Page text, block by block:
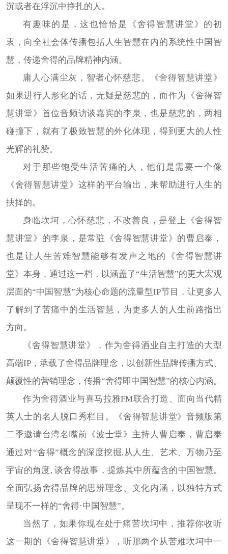
沉或者在浮沉中挣扎的人。
有趣味的是，这也恰恰是《舍得智慧讲堂》的初
衷，向全社会体传播包括人生智慧在内的系统性中国智
慧，传递舍得的品牌精神内涵。
庸人心满尘灰，智者心怀慈悲。《舍得智慧讲堂》
如果进行人形化的话，无疑是慈悲的，而作为《舍得智
慧讲堂》首位音频访谈嘉宾的李泉，也是慈悲的，两相
碰撞下，就有了极致智慧的外化体现，得到更大的人性
光辉的礼赞。
对于那些饱受生活苦痛的人，他们是需要一个像
《舍得智慧讲堂》这样的平台输出，来帮助进行人生的
抉择的。
身临坎坷，心怀慈悲，不改善良，是登上《舍得智
慧讲堂》的李泉，是常驻《舍得智慧讲堂》的曹启泰，
也是让人生苦难智慧能够有发声之地的《舍得智慧讲
堂》本身，通过这一档，以涵盖了“生活智慧”的更大宏观
层面的“中国智慧”为核心命题的流量型IP节目，让更多人
了解到了苦痛中的生活智慧，为更多人的人生前路指出
方向。
《舍得智慧讲堂》，作为舍得酒业自主打造的大型
高端IP，承载了舍得品牌理念，以创新性品牌传播方式、
颠覆性的营销理念，传播“舍得即中国智慧”的核心内涵。
作为舍得酒业与喜马拉雅FM联合打造、面向当代精
英人士的名人脱口秀栏目。《舍得智慧讲堂》音频版第
二季邀请台湾名嘴前《波士堂》主持人曹启泰，曹启泰
通过对“舍得”概念的深度挖掘,从人生、艺术、万物乃至
宇宙的角度, 谈舍得故事，提炼其中所蕴含的中国智慧。
全面弘扬舍得品牌的思辨理念、文化内涵，以独特方式
呈现不一样的“舍得·中国智慧”。
当然了，如果你现在处于痛苦坎坷中，推荐你收听
这一期的《舍得智慧讲堂》，听那两个从苦难坎坷中一